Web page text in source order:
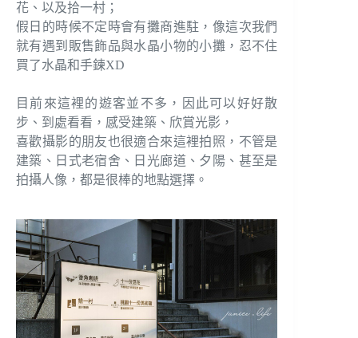
花、以及拾一村；
假日的時候不定時會有攤商進駐，像這次我們
就有遇到販售飾品與水晶小物的小攤，忍不住
買了水晶和手鍊XD
目前來這裡的遊客並不多，因此可以好好散
步、到處看看，感受建築、欣賞光影，
喜歡攝影的朋友也很適合來這裡拍照，不管是
建築、日式老宿舍、日光廊道、夕陽、甚至是
拍攝人像，都是很棒的地點選擇。